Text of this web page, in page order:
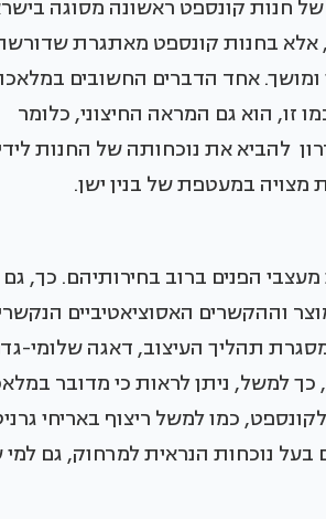
חנות קונספט ראשונה מסוגה
אלא בחנות קונספט מאתגרת
ומושך. אחד הדברים החשובים
זו, הוא גם המראה החיצוני, כלומר
להביא את נוכחותה של החנות
במעטפת של בנין ישן.
הפנים ברוב בחירותיהם. כך, גם
וההקשרים האסוציאטיביים
תהליך העיצוב, דאגה שלומי-
למשל, ניתן לראות כי מדובר
כמו למשל ריצוף באריחי
בעל נוכחות הנראית למרחוק, גם